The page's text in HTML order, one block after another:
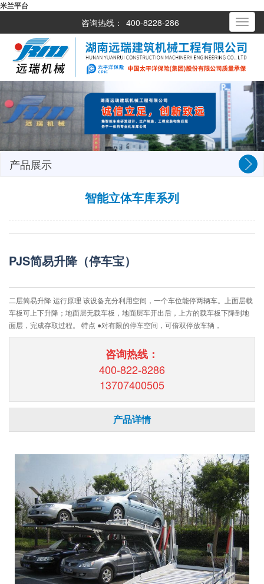
米兰平台
咨询热线： 400-8228-286
产品展示
智能立体车库系列
PJS简易升降（停车宝）
二层简易升降 运行原理 该设备充分利用空间，一个车位能停两辆车。上面层载
车板可上下升降；地面层无载车板，地面层车开出后，上方的载车板下降到地
面层，完成存取过程。 特点 ●对有限的停车空间，可倍双停放车辆，
咨询热线：
400-822-8286
13707400505
产品详情
Toggle